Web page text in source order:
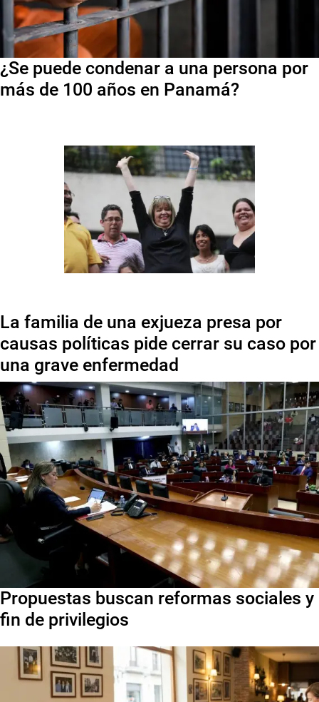
¿Se puede condenar a una persona por
más de 100 años en Panamá?
La familia de una exjueza presa por
causas políticas pide cerrar su caso por
una grave enfermedad
Propuestas buscan reformas sociales y
fin de privilegios